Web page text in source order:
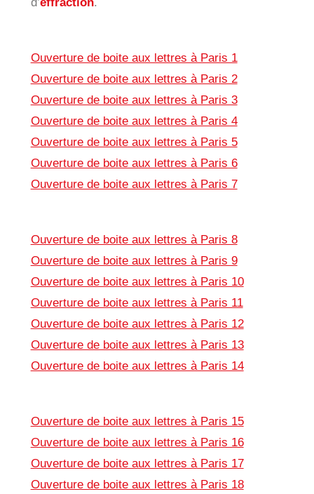
d’effraction.
Ouverture de boite aux lettres à Paris 1
Ouverture de boite aux lettres à Paris 2
Ouverture de boite aux lettres à Paris 3
Ouverture de boite aux lettres à Paris 4
Ouverture de boite aux lettres à Paris 5
Ouverture de boite aux lettres à Paris 6
Ouverture de boite aux lettres à Paris 7
Ouverture de boite aux lettres à Paris 8
Ouverture de boite aux lettres à Paris 9
Ouverture de boite aux lettres à Paris 10
Ouverture de boite aux lettres à Paris 11
Ouverture de boite aux lettres à Paris 12
Ouverture de boite aux lettres à Paris 13
Ouverture de boite aux lettres à Paris 14
Ouverture de boite aux lettres à Paris 15
Ouverture de boite aux lettres à Paris 16
Ouverture de boite aux lettres à Paris 17
Ouverture de boite aux lettres à Paris 18